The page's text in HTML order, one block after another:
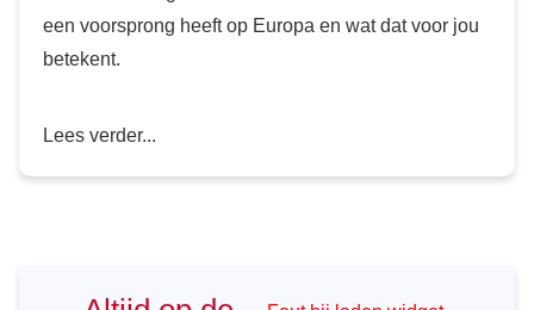
een voorsprong heeft op Europa en wat dat voor jou
betekent.
Lees verder...